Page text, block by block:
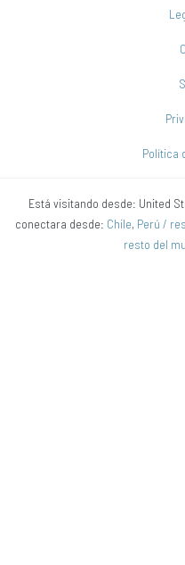
Política
Está visitando desde: United
conectara desde: Chile, Perú /
resto del